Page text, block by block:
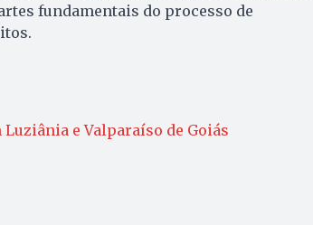
fundamentais do processo de
e Valparaíso de Goiás